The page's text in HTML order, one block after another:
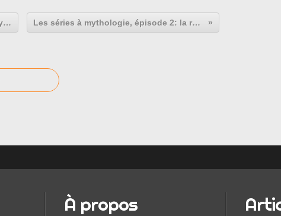
Those british people, can they fail at something? Les séries à mythologie, épisode 2: la revanche des flemmards
À propos